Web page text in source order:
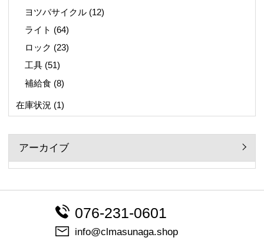
ヨツバサイクル (12)
ライト (64)
ロック (23)
工具 (51)
補給食 (8)
在庫状況 (1)
アーカイブ
076-231-0601
info@clmasunaga.shop